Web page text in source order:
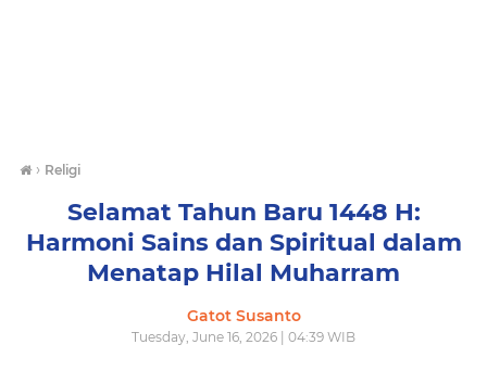
› Religi
Selamat Tahun Baru 1448 H:
Harmoni Sains dan Spiritual dalam
Menatap Hilal Muharram
Gatot Susanto
Tuesday, June 16, 2026 | 04:39 WIB